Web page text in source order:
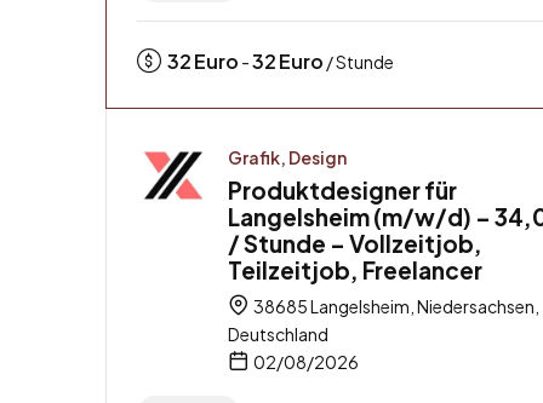
32Euro -32Euro / Stunde
Grafik, Design
Produktdesigner für
Langelsheim (m/w/d) –
/ Stunde – Vollzeitjob,
Teilzeitjob, Freelancer
38685 Langelsheim, Niedersachsen,
Deutschland
02/08/2026